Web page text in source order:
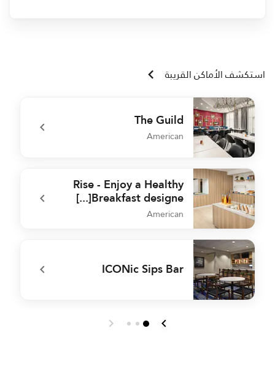
استكشف الأماكن القريبة
The Guild
American
undefined The Guild
Rise - Enjoy a Healthy
Breakfast designe[...]
American
undefined Rise - Enjoy a Healthy Breakfast designe[...]
ICONic Sips Bar
undefined ICONic Sips Bar